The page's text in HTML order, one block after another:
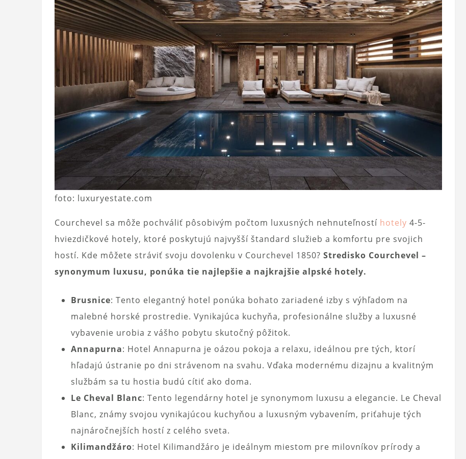
foto: luxuryestate.com
Courchevel sa môže pochváliť pôsobivým počtom luxusných nehnuteľností hotely 4-5-
hviezdičkové hotely, ktoré poskytujú najvyšší štandard služieb a komfortu pre svojich
hostí. Kde môžete stráviť svoju dovolenku v Courchevel 1850? Stredisko Courchevel –
synonymum luxusu, ponúka tie najlepšie a najkrajšie alpské hotely.
Brusnice: Tento elegantný hotel ponúka bohato zariadené izby s výhľadom na
malebné horské prostredie. Vynikajúca kuchyňa, profesionálne služby a luxusné
vybavenie urobia z vášho pobytu skutočný pôžitok.
Annapurna: Hotel Annapurna je oázou pokoja a relaxu, ideálnou pre tých, ktorí
hľadajú ústranie po dni strávenom na svahu. Vďaka modernému dizajnu a kvalitným
službám sa tu hostia budú cítiť ako doma.
Le Cheval Blanc: Tento legendárny hotel je synonymom luxusu a elegancie. Le Cheval
Blanc, známy svojou vynikajúcou kuchyňou a luxusným vybavením, priťahuje tých
najnáročnejších hostí z celého sveta.
Kilimandžáro: Hotel Kilimandžáro je ideálnym miestom pre milovníkov prírody a